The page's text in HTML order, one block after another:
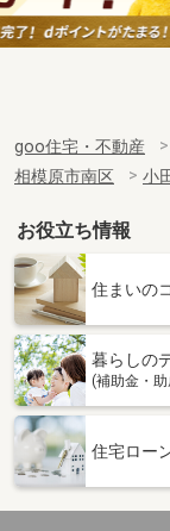
goo住宅・不動産
相模原市南区
小
お役立ち情報
住まいの
暮らしの
(補助金・
住宅ロー